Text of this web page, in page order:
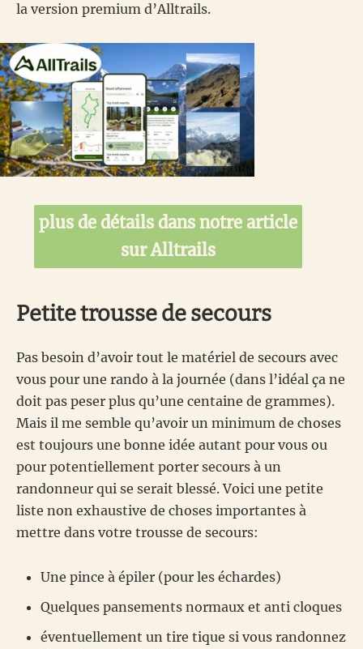
la version premium d’Alltrails.
plus de détails dans notre article
sur Alltrails
Petite trousse de secours
Pas besoin d’avoir tout le matériel de secours avec
vous pour une rando à la journée (dans l’idéal ça ne
doit pas peser plus qu’une centaine de grammes).
Mais il me semble qu’avoir un minimum de choses
est toujours une bonne idée autant pour vous ou
pour potentiellement porter secours à un
randonneur qui se serait blessé. Voici une petite
liste non exhaustive de choses importantes à
mettre dans votre trousse de secours:
Une pince à épiler (pour les échardes)
Quelques pansements normaux et anti cloques
éventuellement un tire tique si vous randonnez